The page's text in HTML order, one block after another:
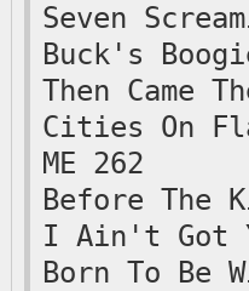
Seven
Buck's
Then Came
Cities On
ME 262
Before The
I Ain't Got
Born To Be